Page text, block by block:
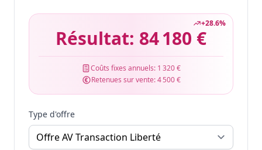
+28.6%
Résultat: 84 180 €
Coûts fixes annuels: 1 320 €
Retenues sur vente:4 500 €
Type d'offre